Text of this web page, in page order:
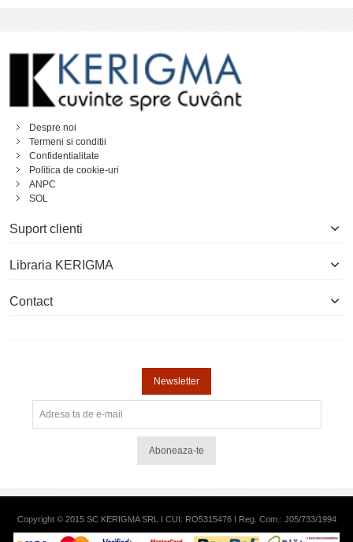
Despre noi
Termeni si conditii
Confidentialitate
Politica de cookie-uri
ANPC
SOL
Suport clienti
Libraria KERIGMA
Contact
Newsletter
Aboneaza-te
Copyright © 2015 SC KERIGMA SRL I CUI: RO5315476 I Reg. Com.: J05/733/1994